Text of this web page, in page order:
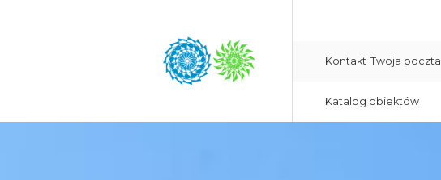
Kontakt Twoja poczta
Katalog obiektów